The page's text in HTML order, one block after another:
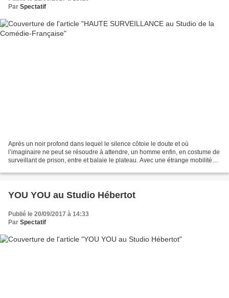
Par Spectatif
Après un noir profond dans lequel le silence côtoie le doute et où
l’imaginaire ne peut se résoudre à attendre, un homme enfin, en costume de
surveillant de prison, entre et balaie le plateau. Avec une étrange mobilité
YOU YOU au Studio Hébertot
Publié le 20/09/2017 à 14:33
Par Spectatif